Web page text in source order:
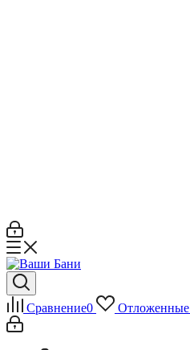
Сравнение0 Отложенные